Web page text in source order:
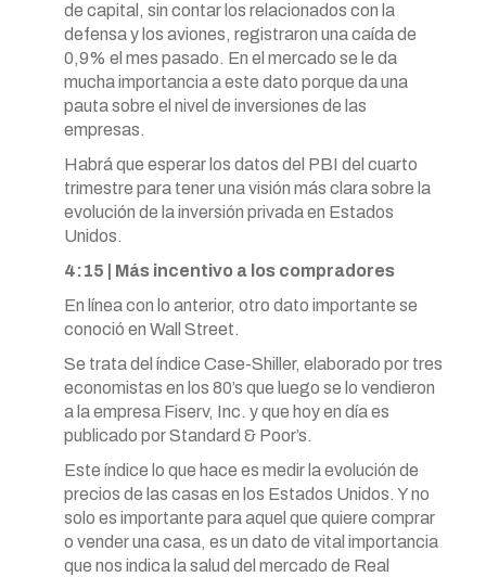
de capital, sin contar los relacionados con la
defensa y los aviones, registraron una caída de
0,9% el mes pasado. En el mercado se le da
mucha importancia a este dato porque da una
pauta sobre el nivel de inversiones de las
empresas.
Habrá que esperar los datos del PBI del cuarto
trimestre para tener una visión más clara sobre la
evolución de la inversión privada en Estados
Unidos.
4:15 | Más incentivo a los compradores
En línea con lo anterior, otro dato importante se
conoció en Wall Street.
Se trata del índice Case-Shiller, elaborado por tres
economistas en los 80’s que luego se lo vendieron
a la empresa Fiserv, Inc. y que hoy en día es
publicado por Standard & Poor’s.
Este índice lo que hace es medir la evolución de
precios de las casas en los Estados Unidos. Y no
solo es importante para aquel que quiere comprar
o vender una casa, es un dato de vital importancia
que nos indica la salud del mercado de Real